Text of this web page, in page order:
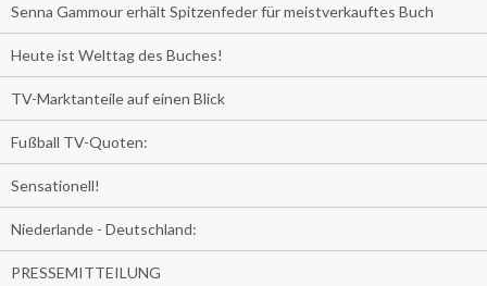
Senna Gammour erhält Spitzenfeder für meistverkauftes Buch
Heute ist Welttag des Buches!
TV-Marktanteile auf einen Blick
Fußball TV-Quoten:
Sensationell!
Niederlande - Deutschland:
PRESSEMITTEILUNG